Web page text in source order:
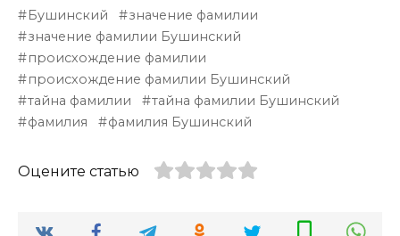
Бушинский
значение фамилии
значение фамилии Бушинский
происхождение фамилии
происхождение фамилии Бушинский
тайна фамилии
тайна фамилии Бушинский
фамилия
фамилия Бушинский
Оцените статью